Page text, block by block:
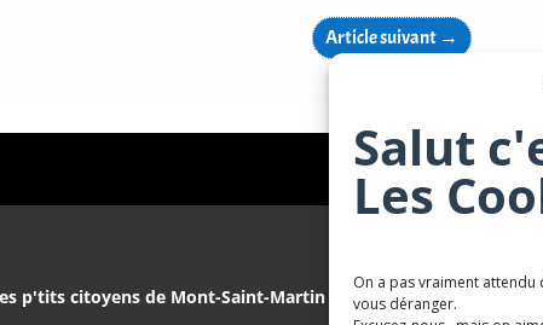
Salut
Les
On a pas vraiment
vous déranger.
Article suivant →
p'tits citoyens de Mont-Saint-Martin
Karaté